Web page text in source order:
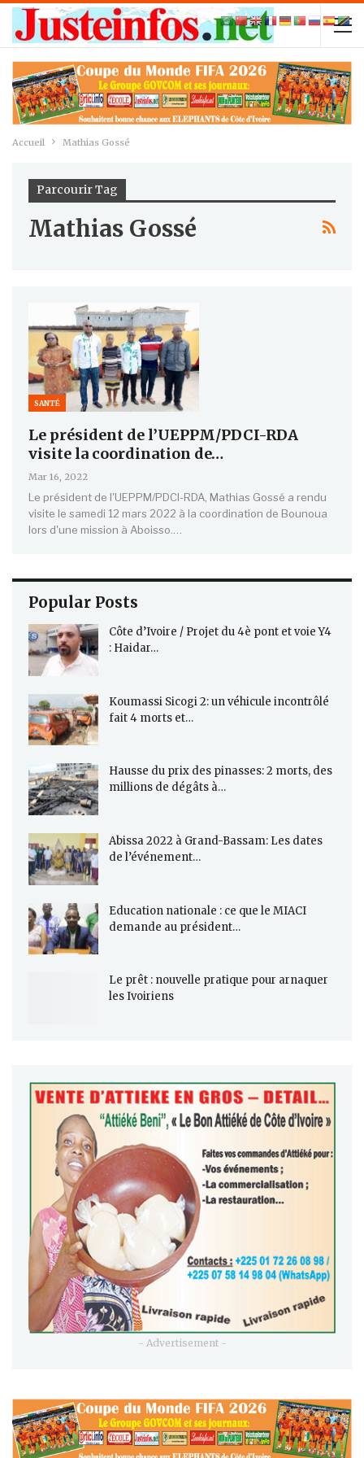
Accueil Mathias Gossé
Parcourir Tag
Mathias Gossé
SANTÉ
Le président de l’UEPPM/PDCI-RDA
visite la coordination de…
Mar 16, 2022
Le président de l'UEPPM/PDCI-RDA, Mathias Gossé a rendu
visite le samedi 12 mars 2022 à la coordination de Bounoua
lors d'une mission à Aboisso.…
Popular Posts
Côte d’Ivoire / Projet du 4è pont et voie Y4
: Haidar…
Koumassi Sicogi 2: un véhicule incontrôlé
fait 4 morts et…
Hausse du prix des pinasses: 2 morts, des
millions de dégâts à…
Abissa 2022 à Grand-Bassam: Les dates
de l’événement…
Education nationale : ce que le MIACI
demande au président…
Le prêt : nouvelle pratique pour arnaquer
les Ivoiriens
- Advertisement -